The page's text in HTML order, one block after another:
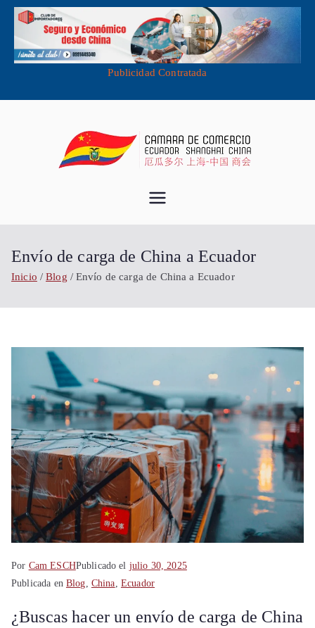
Publicidad Contratada
Comercio
Ecuador
Shanghái
China
Importa desde China - Compra en
Envío de carga de China a Ecuador
Inicio Blog Envío de carga de China a Ecuador
Por Cam ESCHPublicado el julio 30, 2025
Publicada en Blog China Ecuador
¿Buscas hacer un envío de carga de China